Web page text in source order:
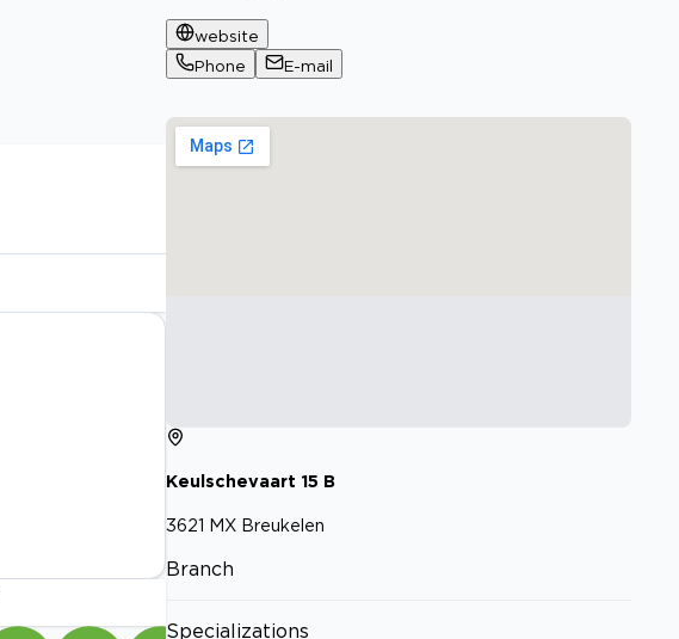
website
Phone
E-mail
Keulschevaart 15 B
3621 MX Breukelen
Branch
Specializations